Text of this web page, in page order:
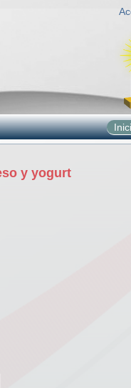
y yogurt